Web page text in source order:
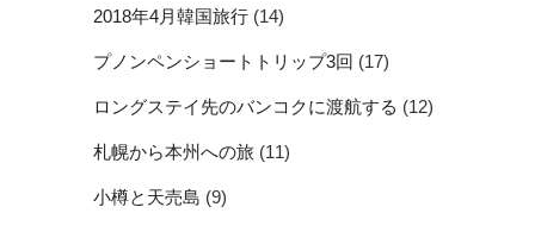
2018年4月韓国旅行 (14)
プノンペンショートトリップ3回 (17)
ロングステイ先のバンコクに渡航する (12)
札幌から本州への旅 (11)
小樽と天売島 (9)